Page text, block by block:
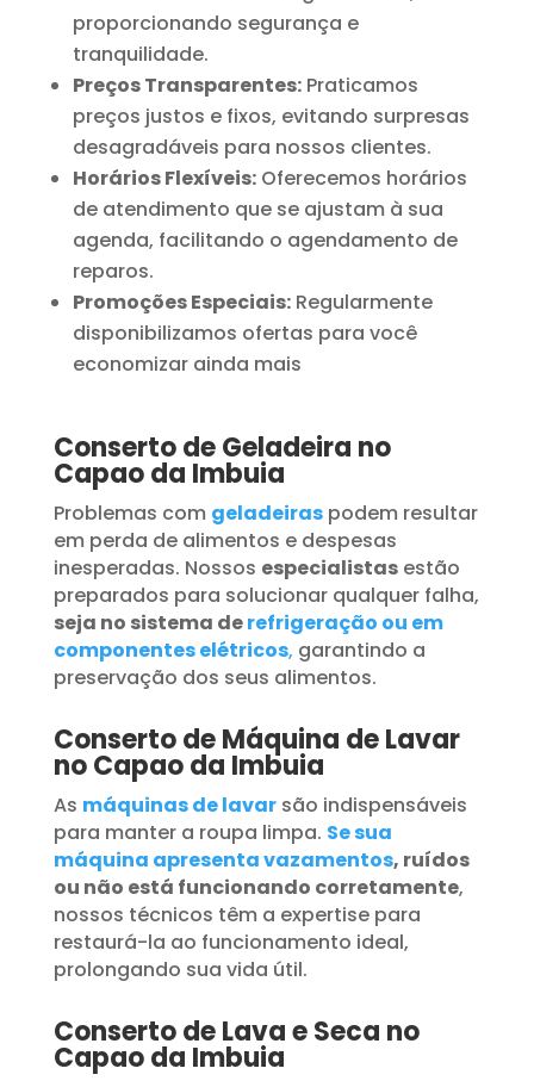
proporcionando segurança e
tranquilidade.
Preços Transparentes:Praticamos
preços justos e fixos, evitando surpresas
desagradáveis para nossos clientes.
Horários Flexíveis:Oferecemos horários
de atendimento que se ajustam à sua
agenda, facilitando o agendamento de
reparos.
Promoções Especiais:Regularmente
disponibilizamos ofertas para você
economizar ainda mais
Conserto de Geladeira no
Capao da Imbuia
Problemas com geladeiraspodem resultar
em perda de alimentos e despesas
inesperadas. Nossos especialistasestão
preparados para solucionar qualquer falha,
seja no sistema derefrigeração ou em
componentes elétricos, garantindo a
preservação dos seus alimentos.
Conserto de Máquina de Lavar
no Capao da Imbuia
As máquinas de lavar são indispensáveis
para manter a roupa limpa. Se sua
máquina apresenta vazamentos, ruídos
ou não está funcionando corretamente,
nossos técnicos têm a expertise para
restaurá-la ao funcionamento ideal,
prolongando sua vida útil.
Conserto de Lava e Seca no
Capao da Imbuia